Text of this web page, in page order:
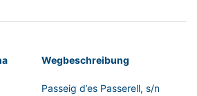
Wegbeschreibung
Passeig d’es Passerell, s/n